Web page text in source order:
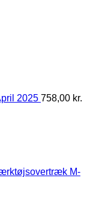
2025 758,00 kr.
M-